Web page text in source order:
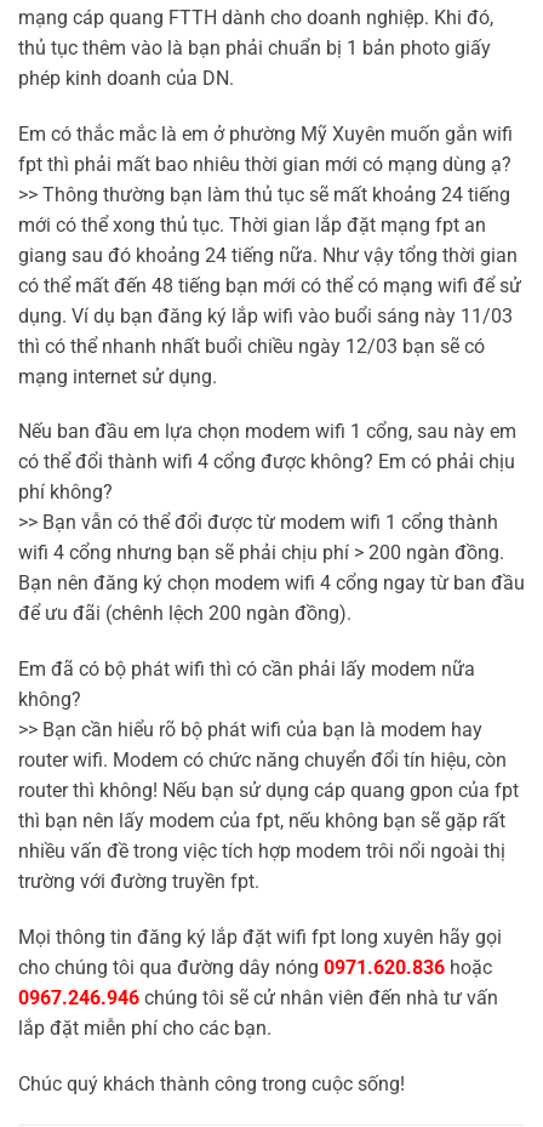
mạng cáp quang FTTH dành cho doanh nghiệp. Khi đó,
thủ tục thêm vào là bạn phải chuẩn bị 1 bản photo giấy
phép kinh doanh của DN.
Em có thắc mắc là em ở phường Mỹ Xuyên muốn gắn wifi
fpt thì phải mất bao nhiêu thời gian mới có mạng dùng ạ?
>> Thông thường bạn làm thủ tục sẽ mất khoảng 24 tiếng
mới có thể xong thủ tục. Thời gian lắp đặt mạng fpt an
giang sau đó khoảng 24 tiếng nữa. Như vậy tổng thời gian
có thể mất đến 48 tiếng bạn mới có thể có mạng wifi để sử
dụng. Ví dụ bạn đăng ký lắp wifi vào buổi sáng này 11/03
thì có thể nhanh nhất buổi chiều ngày 12/03 bạn sẽ có
mạng internet sử dụng.
Nếu ban đầu em lựa chọn modem wifi 1 cổng, sau này em
có thể đổi thành wifi 4 cổng được không? Em có phải chịu
phí không?
>> Bạn vẫn có thể đổi được từ modem wifi 1 cổng thành
wifi 4 cổng nhưng bạn sẽ phải chịu phí > 200 ngàn đồng.
Bạn nên đăng ký chọn modem wifi 4 cổng ngay từ ban đầu
để ưu đãi (chênh lệch 200 ngàn đồng).
Em đã có bộ phát wifi thì có cần phải lấy modem nữa
không?
>> Bạn cần hiểu rõ bộ phát wifi của bạn là modem hay
router wifi. Modem có chức năng chuyển đổi tín hiệu, còn
router thì không! Nếu bạn sử dụng cáp quang gpon của fpt
thì bạn nên lấy modem của fpt, nếu không bạn sẽ gặp rất
nhiều vấn đề trong việc tích hợp modem trôi nổi ngoài thị
trường với đường truyền fpt.
Mọi thông tin đăng ký lắp đặt wifi fpt long xuyên hãy gọi
cho chúng tôi qua đường dây nóng 0971.620.836 hoặc
0967.246.946 chúng tôi sẽ cử nhân viên đến nhà tư vấn
lắp đặt miễn phí cho các bạn.
Chúc quý khách thành công trong cuộc sống!